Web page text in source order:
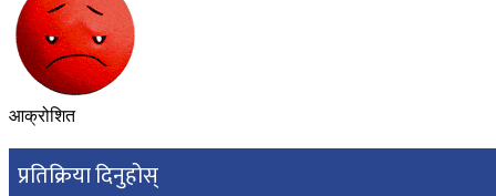
आक्रोशित
प्रतिक्रिया दिनुहोस्